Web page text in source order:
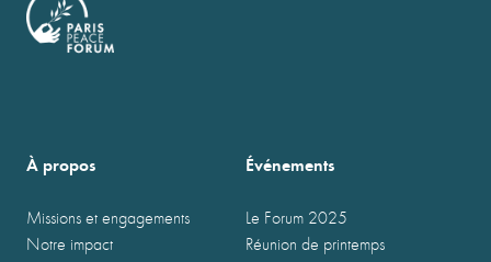
À propos
Missions et engagements
Notre impact
Événements
Le Forum 2025
Réunion de printemps